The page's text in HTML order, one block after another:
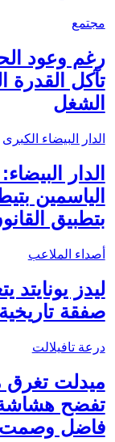
مجتمع
رغم وعود
تآكل القدرة
الشغل
الدار البيضاء الكبرى
الدار
الياسمين
بتطبيق
أصداء الملاعب
ليدز
صفقة
درعة تافيلالت
ميدلت
تفضح
فاضل وصمت